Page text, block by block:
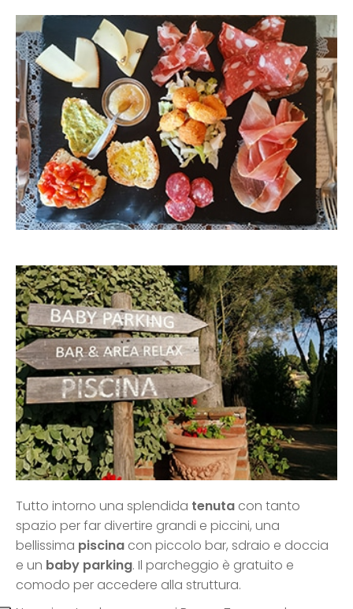
Tutto intorno una splendida tenuta con tanto
spazio per far divertire grandi e piccini, una
bellissima piscina con piccolo bar, sdraio e doccia
e un baby parking. Il parcheggio è gratuito e
comodo per accedere alla struttura.